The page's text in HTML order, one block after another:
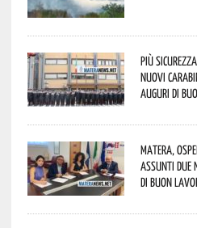
Più
nuovi
Auguri di
Matera,
assunti due
di buon